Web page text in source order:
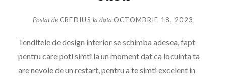
Postat de CREDIUS la data OCTOMBRIE 18, 2023
Tenditele de design interior se schimba adesea, fapt
pentru care poti simti la un moment dat ca locuinta ta
are nevoie de un restart, pentru a te simti excelent in